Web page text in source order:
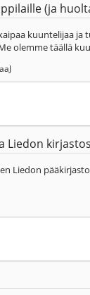
(ja
kuuntelijaa
olemme täällä
Liedon
Liedon